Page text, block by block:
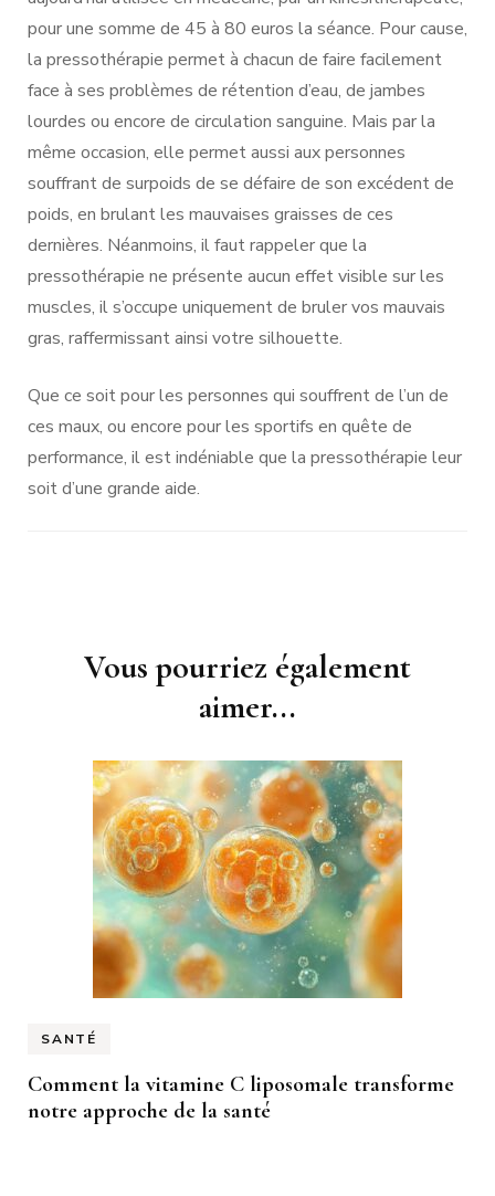
pour une somme de 45 à 80 euros la séance. Pour cause,
la pressothérapie permet à chacun de faire facilement
face à ses problèmes de rétention d’eau, de jambes
lourdes ou encore de circulation sanguine. Mais par la
même occasion, elle permet aussi aux personnes
souffrant de surpoids de se défaire de son excédent de
poids, en brulant les mauvaises graisses de ces
dernières. Néanmoins, il faut rappeler que la
pressothérapie ne présente aucun effet visible sur les
muscles, il s’occupe uniquement de bruler vos mauvais
gras, raffermissant ainsi votre silhouette.
Que ce soit pour les personnes qui souffrent de l’un de
ces maux, ou encore pour les sportifs en quête de
performance, il est indéniable que la pressothérapie leur
soit d’une grande aide.
Navigation
Vous pourriez également
aimer...
SANTÉ
Comment la vitamine C liposomale transforme
notre approche de la santé